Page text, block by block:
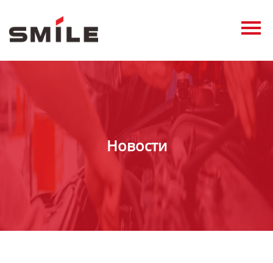
Продукция
О нас
Контакты Новости